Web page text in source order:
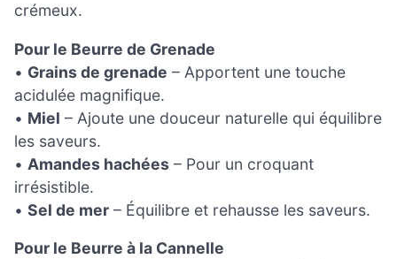
crémeux.
Pour le Beurre de Grenade
• Grains de grenade – Apportent une touche
acidulée magnifique.
• Miel – Ajoute une douceur naturelle qui équilibre
les saveurs.
• Amandes hachées – Pour un croquant
irrésistible.
• Sel de mer – Équilibre et rehausse les saveurs.
Pour le Beurre à la Cannelle